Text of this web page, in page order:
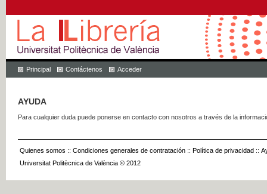
Principal Contáctenos Acceder
AYUDA
Para cualquier duda puede ponerse en contacto con nosotros a través de la
Quienes somos :: Condiciones generales de contratación :: Política de privacidad ::
Universitat Politècnica de València © 2012